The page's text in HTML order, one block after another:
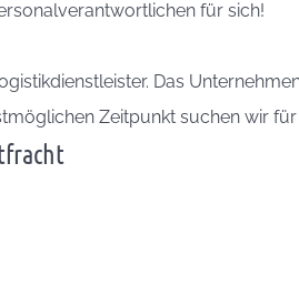
für sich!
Das
Zeitpunkt suchen wir